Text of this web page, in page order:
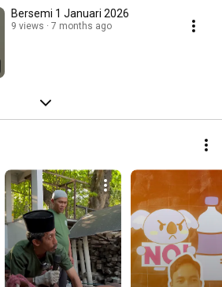
Bersemi 1 Januari 2026
9 views 7 months ago